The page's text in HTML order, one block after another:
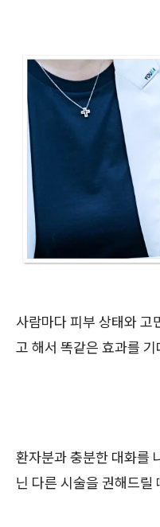
사람마다 피부 상태와 고
고 해서 똑같은 효과를
환자분과 충분한 대화를
닌 다른 시술을 권해드릴